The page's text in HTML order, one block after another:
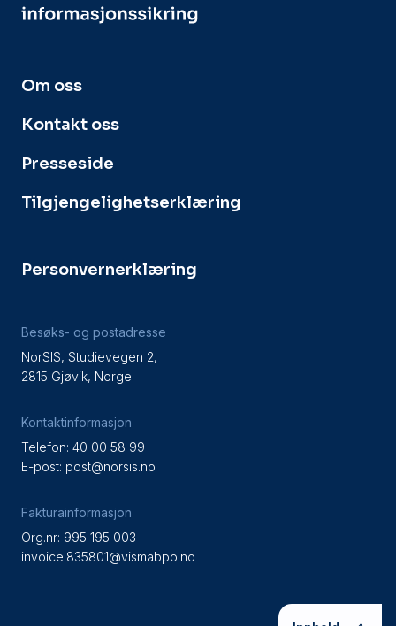
Om oss
Kontakt oss
Presseside
Tilgjengelighetserklæring
Personvernerklæring
Besøks- og postadresse
NorSIS, Studievegen 2,
2815 Gjøvik, Norge
Kontaktinformasjon
Telefon: 40 00 58 99
E-post: post@norsis.no
Fakturainformasjon
Org.nr: 995 195 003
invoice.835801@vismabpo.no